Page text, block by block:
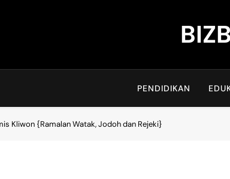
PENDIDIKAN
Kliwon {Ramalan Watak, Jodoh dan Rejeki}